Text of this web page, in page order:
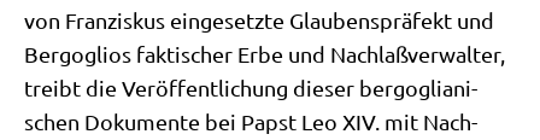
von Fran­zis­kus ein­ge­setz­te Glau­bens­prä­fekt und
Berg­o­gli­os fak­ti­scher Erbe und Nach­laß­ver­wal­ter,
treibt die Ver­öf­fent­li­chung die­ser berg­o­glia­ni­
schen Doku­men­te bei Papst Leo XIV. mit Nach­